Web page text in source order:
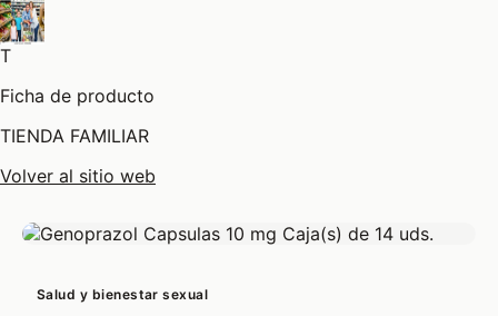
T
Ficha de producto
TIENDA FAMILIAR
Volver al sitio web
Salud y bienestar sexual